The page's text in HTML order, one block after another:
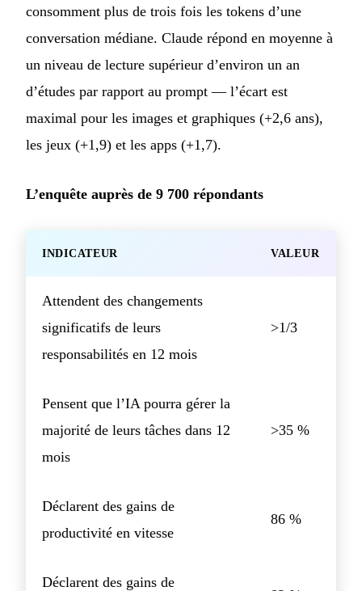
consomment plus de trois fois les tokens d’une
conversation médiane. Claude répond en moyenne à
un niveau de lecture supérieur d’environ un an
d’études par rapport au prompt — l’écart est
maximal pour les images et graphiques (+2,6 ans),
les jeux (+1,9) et les apps (+1,7).
L’enquête auprès de 9 700 répondants
INDICATEUR VALEUR
Attendent des changements
significatifs de leurs
responsabilités en 12 mois
>1/3
Pensent que l’IA pourra gérer la
majorité de leurs tâches dans 12
mois
>35 %
Déclarent des gains de
productivité en vitesse
86 %
Déclarent des gains de